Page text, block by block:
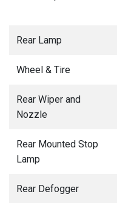
Rear Lamp
Wheel & Tire
Rear Wiper and
Nozzle
Rear Mounted Stop
Lamp
Rear Defogger